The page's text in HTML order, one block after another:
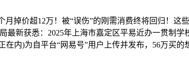
掉价超12万！被“误伤”的刚需消费终将回归！这
最新获悉：2025年上海市嘉定区平易近办一贯制
内)为自平台“网易号”用户上传并发布，56万买的